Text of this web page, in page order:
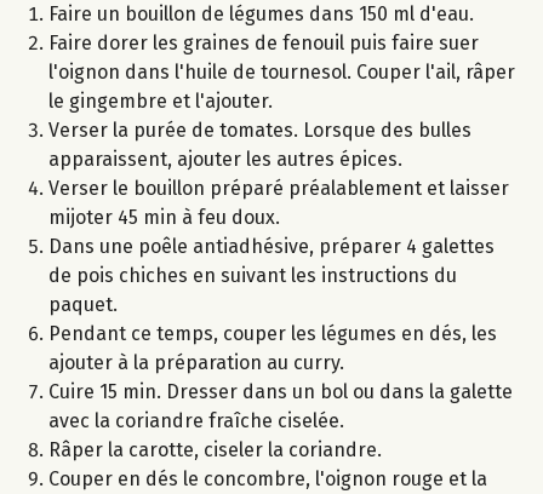
Faire un bouillon de légumes dans 150 ml d'eau.
Faire dorer les graines de fenouil puis faire suer
l'oignon dans l'huile de tournesol. Couper l'ail, râper
le gingembre et l'ajouter.
Verser la purée de tomates. Lorsque des bulles
apparaissent, ajouter les autres épices.
Verser le bouillon préparé préalablement et laisser
mijoter 45 min à feu doux.
Dans une poêle antiadhésive, préparer 4 galettes
de pois chiches en suivant les instructions du
paquet.
Pendant ce temps, couper les légumes en dés, les
ajouter à la préparation au curry.
Cuire 15 min. Dresser dans un bol ou dans la galette
avec la coriandre fraîche ciselée.
Râper la carotte, ciseler la coriandre.
Couper en dés le concombre, l'oignon rouge et la